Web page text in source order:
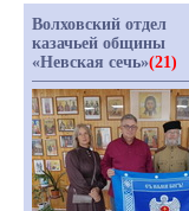
Волховский отдел
казачьей общины
«Невская сечь»(21)